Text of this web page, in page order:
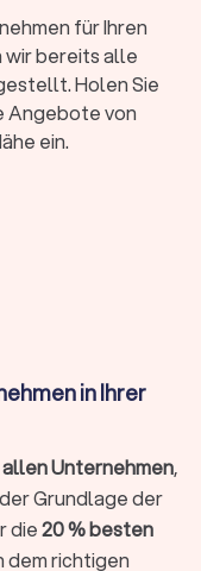
Umzügen
Etagen ohne
Stunden
zu vier
und buchen
der
Organisation und
in
für Ihren
bereits alle
Holen Sie
Angebote von
ein.
in Ihrer
allen Unternehmen,
Grundlage der
die20 % besten
dem richtigen